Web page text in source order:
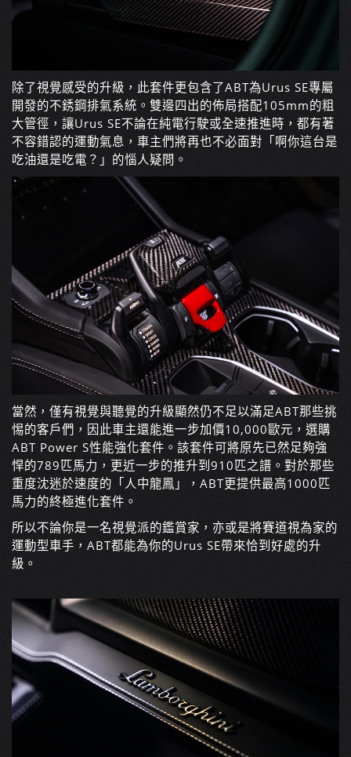
除了視覺感受的升級，此套件更包含了ABT為Urus SE專屬
開發的不銹鋼排氣系統。雙邊四出的佈局搭配105mm的粗
大管徑，讓Urus SE不論在純電行駛或全速推進時，都有著
不容錯認的運動氣息，車主們將再也不必面對「啊你這台是
吃油還是吃電？」的惱人疑問。
當然，僅有視覺與聽覺的升級顯然仍不足以滿足ABT那些挑
惕的客戶們，因此車主還能進一步加價10,000歐元，選購
ABT Power S性能強化套件。該套件可將原先已然足夠強
悍的789匹馬力，更近一步的推升到910匹之譜。對於那些
重度沈迷於速度的「人中龍鳳」，ABT更提供最高1000匹
馬力的終極進化套件。
所以不論你是一名視覺派的鑑賞家，亦或是將賽道視為家的
運動型車手，ABT都能為你的Urus SE帶來恰到好處的升
級。